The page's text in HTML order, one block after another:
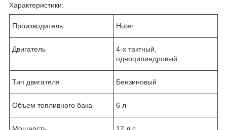
Характеристики:
Производитель Huter
Двигатель
4-х тактный,
одноцилиндровый
Тип двигателя Бензиновый
Объем топливного бака 6 л
Мощность 17 л.с.